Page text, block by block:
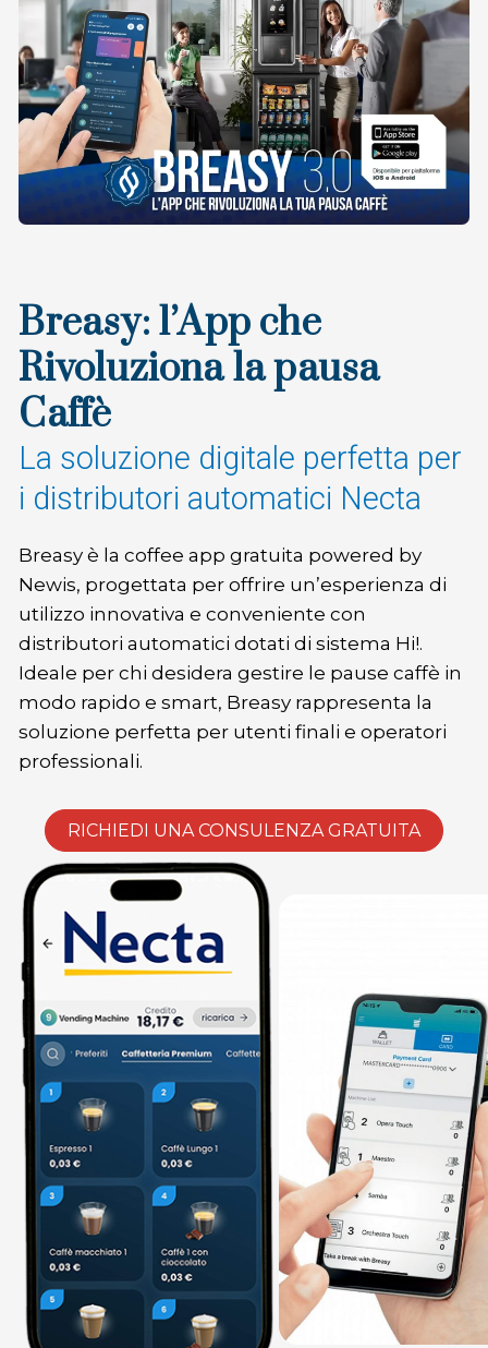
Breasy: l’App che
Rivoluziona la pausa
Caffè
La soluzione digitale perfetta per
i distributori automatici Necta
Breasy è la coffee app gratuita powered by
Newis, progettata per offrire un’esperienza di
utilizzo innovativa e conveniente con
distributori automatici dotati di sistema Hi!.
Ideale per chi desidera gestire le pause caffè in
modo rapido e smart, Breasy rappresenta la
soluzione perfetta per utenti finali e operatori
professionali.
RICHIEDI UNA CONSULENZA GRATUITA